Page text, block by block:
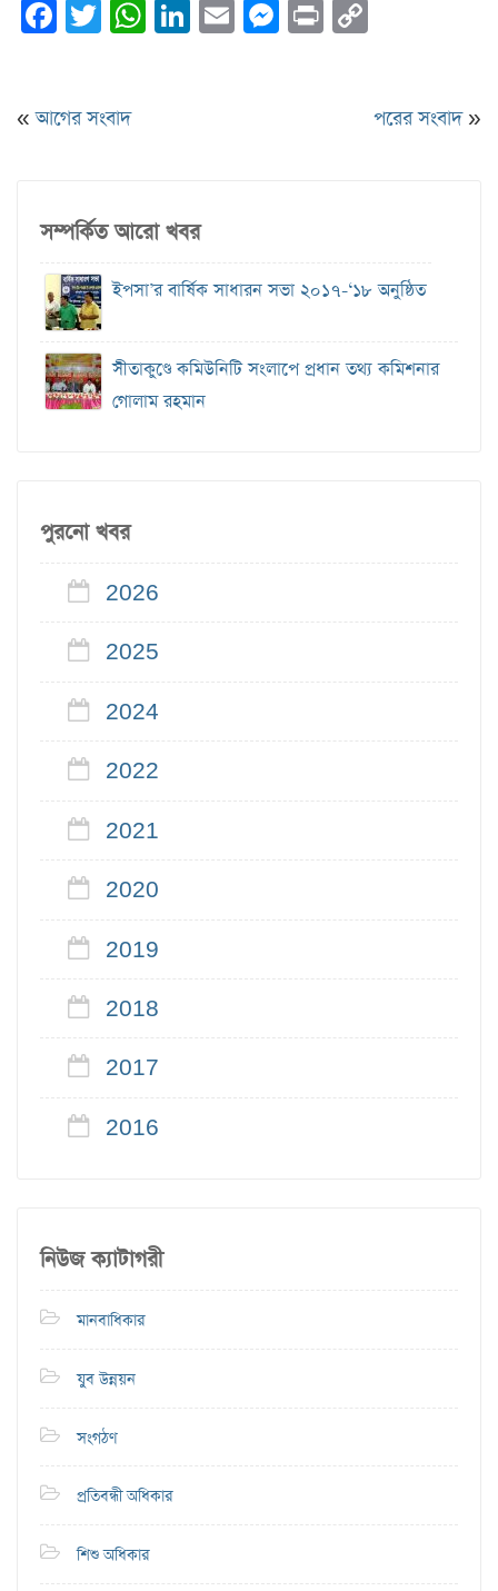
Facebook
Twitter
WhatsApp
LinkedIn
EmailMessenger
Print
«আগের সংবাদ পরের সংবাদ»
সম্পর্কিত আরো খবর
ইপসা’র বার্ষিক সাধারন সভা ২০১৭-‘১৮ অনুষ্ঠিত
সীতাকুণ্ডে কমিউনিটি সংলাপে প্রধান তথ্য কমিশনার
গোলাম রহমান
পুরনো খবর
2026
2025
2024
2022
2021
2020
2019
2018
2017
2016
নিউজ ক্যাটাগরী
মানবাধিকার
যুব উন্নয়ন
সংগঠণ
প্রতিবন্ধী অধিকার
শিশু অধিকার